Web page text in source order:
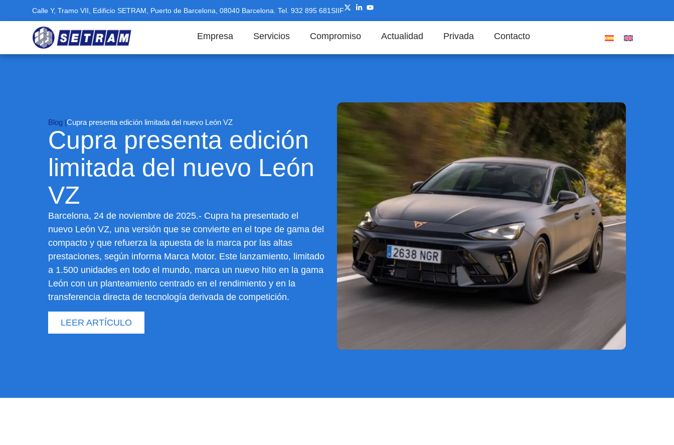
Calle Y, Tramo VII, Edificio SETRAM, Puerto de Barcelona, 08040 Barcelona. Tel. 932 895 681SIIF
Empresa Servicios Compromiso Actualidad Privada Contacto
Blog |Cupra presenta edición limitada del nuevo León VZ
Cupra presenta edición
limitada del nuevo León
VZ
Barcelona, 24 de noviembre de 2025.- Cupra ha presentado el
nuevo León VZ, una versión que se convierte en el tope de gama del
compacto y que refuerza la apuesta de la marca por las altas
prestaciones, según informa Marca Motor. Este lanzamiento, limitado
a 1.500 unidades en todo el mundo, marca un nuevo hito en la gama
León con un planteamiento centrado en el rendimiento y en la
transferencia directa de tecnología derivada de competición.
LEER ARTÍCULO